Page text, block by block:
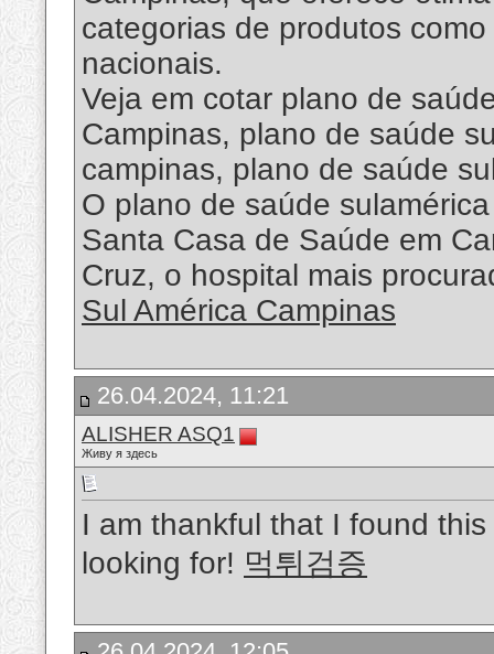
categorias de produtos
nacionais.
Veja em cotar plano de
Campinas, plano de saúde
campinas, plano de saúde
O plano de saúde
Santa Casa de Saúde em
Cruz, o hospital mais
Sul América Campinas
26.04.2024, 11:21
ALISHER ASQ1
Живу я здесь
I am thankful that I found
looking for! 먹튀검증